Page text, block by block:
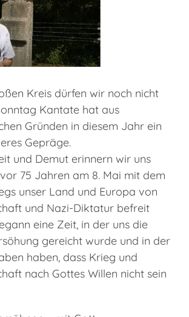
Kreis dürfen wir noch nicht
Kantate hat aus
Gründen in diesem Jahr ein
Gepräge.
und Demut erinnern wir uns
75 Jahren am 8. Mai mit dem
unser Land und Europa von
und Nazi-Diktatur befreit
eine Zeit, in der uns die
gereicht wurde und in der
haben, dass Krieg und
nach Gottes Willen nicht sein